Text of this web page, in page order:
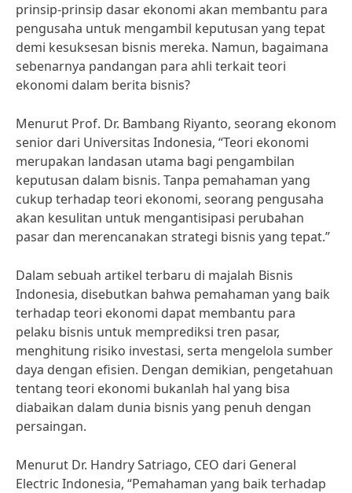
prinsip-prinsip dasar ekonomi akan membantu para
pengusaha untuk mengambil keputusan yang tepat
demi kesuksesan bisnis mereka. Namun, bagaimana
sebenarnya pandangan para ahli terkait teori
ekonomi dalam berita bisnis?
Menurut Prof. Dr. Bambang Riyanto, seorang ekonom
senior dari Universitas Indonesia, “Teori ekonomi
merupakan landasan utama bagi pengambilan
keputusan dalam bisnis. Tanpa pemahaman yang
cukup terhadap teori ekonomi, seorang pengusaha
akan kesulitan untuk mengantisipasi perubahan
pasar dan merencanakan strategi bisnis yang tepat.”
Dalam sebuah artikel terbaru di majalah Bisnis
Indonesia, disebutkan bahwa pemahaman yang baik
terhadap teori ekonomi dapat membantu para
pelaku bisnis untuk memprediksi tren pasar,
menghitung risiko investasi, serta mengelola sumber
daya dengan efisien. Dengan demikian, pengetahuan
tentang teori ekonomi bukanlah hal yang bisa
diabaikan dalam dunia bisnis yang penuh dengan
persaingan.
Menurut Dr. Handry Satriago, CEO dari General
Electric Indonesia, “Pemahaman yang baik terhadap